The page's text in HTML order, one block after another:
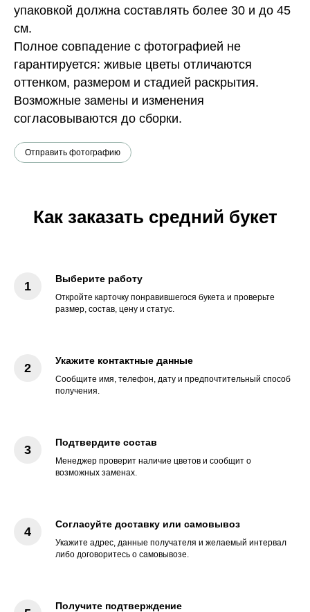
упаковкой должна составлять более 30 и до 45
см.
Полное совпадение с фотографией не
гарантируется: живые цветы отличаются
оттенком, размером и стадией раскрытия.
Возможные замены и изменения
согласовываются до сборки.
Отправить фотографию
Как заказать средний букет
Выберите работу
Откройте карточку понравившегося букета и проверьте
размер, состав, цену и статус.
Укажите контактные данные
Сообщите имя, телефон, дату и предпочтительный способ
получения.
Подтвердите состав
Менеджер проверит наличие цветов и сообщит о
возможных заменах.
Согласуйте доставку или самовывоз
Укажите адрес, данные получателя и желаемый интервал
либо договоритесь о самовывозе.
Получите подтверждение